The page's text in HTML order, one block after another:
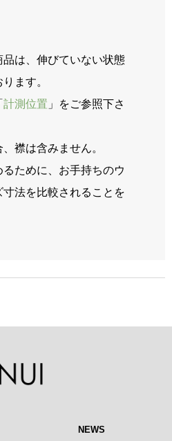
品は、伸びていない状態
ます。
計測位置 」をご参照下さ
襟は含みません。
ために、お手持ちのウ
法を比較されることを
NEWS